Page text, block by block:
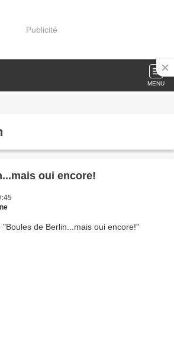
Publicité
MENU
oui encore!